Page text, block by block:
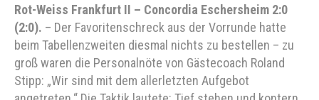
Rot-Weiss Frankfurt II – Concordia Eschersheim 2:0
(2:0). – Der Favoritenschreck aus der Vorrunde hatte
beim Tabellenzweiten diesmal nichts zu bestellen – zu
groß waren die Personalnöte von Gästecoach Roland
Stipp: „Wir sind mit dem allerletzten Aufgebot